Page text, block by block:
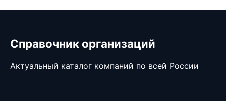
Справочник организаций
Актуальный каталог компаний по всей России